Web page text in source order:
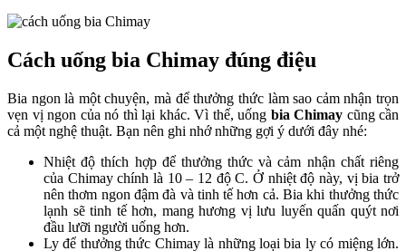
Cách uống bia Chimay đúng điệu
Bia ngon là một chuyện, mà để thưởng thức làm sao cảm nhận trọn
vẹn vị ngon của nó thì lại khác. Vì thế, uống bia Chimay cũng cần
cả một nghệ thuật. Bạn nên ghi nhớ những gợi ý dưới đây nhé:
Nhiệt độ thích hợp để thưởng thức và cảm nhận chất riêng
của Chimay chính là 10 – 12 độ C. Ở nhiệt độ này, vị bia trở
nên thơm ngon đậm đà và tinh tế hơn cả. Bia khi thưởng thức
lạnh sẽ tinh tế hơn, mang hương vị lưu luyến quấn quýt nơi
đầu lưỡi người uống hơn.
Ly để thưởng thức Chimay là những loại bia ly có miệng lớn.